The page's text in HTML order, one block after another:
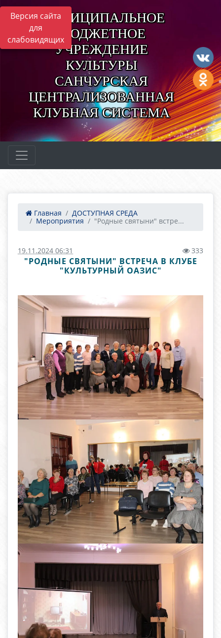
Версия сайта
для
слабовидящих
МУНИЦИПАЛЬНОЕ
БЮДЖЕТНОЕ
УЧРЕЖДЕНИЕ
КУЛЬТУРЫ
САНЧУРСКАЯ
ЦЕНТРАЛИЗОВАННАЯ
КЛУБНАЯ СИСТЕМА
Главная
ДОСТУПНАЯ СРЕДА
Мероприятия
"Родные святыни" встре...
19.11.2024 06:31 333
"РОДНЫЕ СВЯТЫНИ" ВСТРЕЧА В КЛУБЕ
"КУЛЬТУРНЫЙ ОАЗИС"